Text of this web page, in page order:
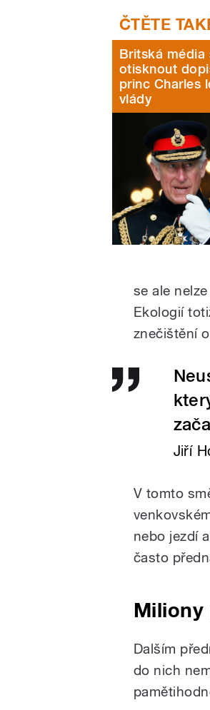
Britská média
otisknout
princ Charles
vlády
se ale
Ekologií
znečištění
Jiří
V tomto
nebo jezdí
často
Miliony
Dalším
do nich